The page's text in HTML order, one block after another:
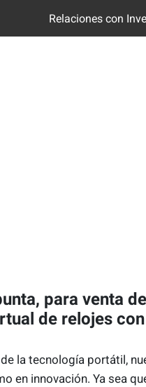
Relaciones con
para venta
de relojes
la tecnología portátil,
en innovación. Ya sea